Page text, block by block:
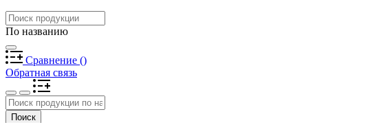
По названию
Сравнение ()
Обратная связь
Поиск